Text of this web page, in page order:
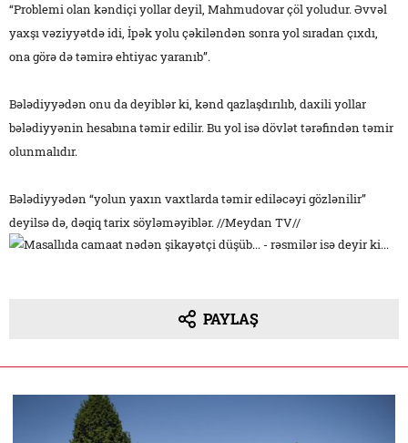
“Problemi olan kəndiçi yollar deyil, Mahmudovar çöl yoludur. Əvvəl
yaxşı vəziyyətdə idi, İpək yolu çəkiləndən sonra yol sıradan çıxdı,
ona görə də təmirə ehtiyac yaranıb”.
Bələdiyyədən onu da deyiblər ki, kənd qazlaşdırılıb, daxili yollar
bələdiyyənin hesabına təmir edilir. Bu yol isə dövlət tərəfindən təmir
olunmalıdır.
Bələdiyyədən “yolun yaxın vaxtlarda təmir ediləcəyi gözlənilir”
deyilsə də, dəqiq tarix söyləməyiblər. //Meydan TV//
PAYLAŞ